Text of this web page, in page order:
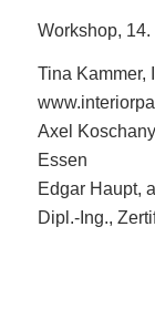
Workshop,
Tina Kammer,
Axel
Essen
Edgar Haupt,
Dipl.-Ing.,